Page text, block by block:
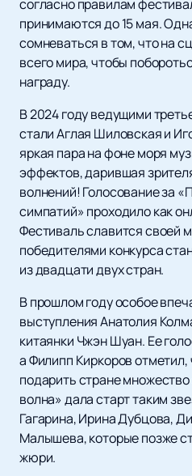
согласно правилам
принимаются до 15 мая.
сомневаться в том, что на
всего мира, чтобы
награду.
В 2024 году ведущими
стали Аглая Шиловская и
яркая пара на фоне моря
эффектов, дарившая
волнений! Голосование за
симпатий» проходило как
Фестиваль славится своей
победителями конкурса
из двадцати двух стран.
В прошлом году особое
выступления Анатолия
китаянки Чжэн Шуан. Ее
а Филипп Киркоров
подарить стране
волна» дала старт таким
Гагарина, Ирина Дубцова,
Малышева, которые позже
жюри.